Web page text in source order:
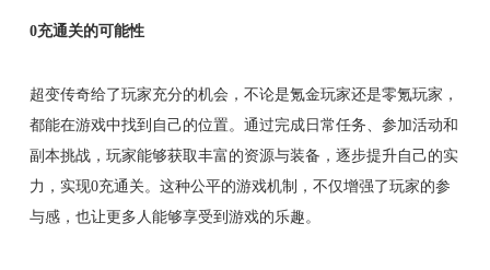
0充通关的可能性
超变传奇给了玩家充分的机会，不论是氪金玩家还是零氪玩家，
都能在游戏中找到自己的位置。通过完成日常任务、参加活动和
副本挑战，玩家能够获取丰富的资源与装备，逐步提升自己的实
力，实现0充通关。这种公平的游戏机制，不仅增强了玩家的参
与感，也让更多人能够享受到游戏的乐趣。